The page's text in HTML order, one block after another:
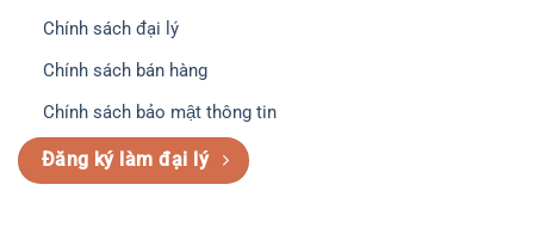
Chính sách đại lý
Chính sách bán hàng
Chính sách bảo mật thông tin
Đăng ký làm đại lý